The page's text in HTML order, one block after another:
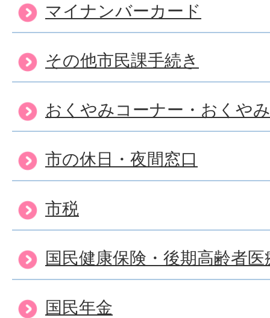
マイナンバーカード
その他市民課手続き
おくやみコーナー・おくや
市の休日・夜間窓口
市税
国民健康保険・後期高齢者医
国民年金